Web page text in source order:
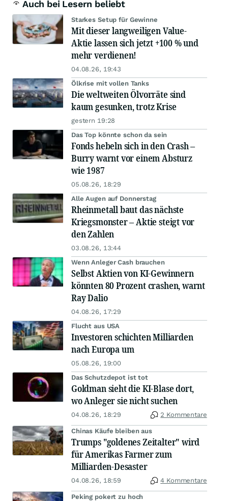
Auch bei Lesern beliebt
Starkes Setup für Gewinne
Mit dieser langweiligen Value-
Aktie lassen sich jetzt +100 % und
mehr verdienen!
04.08.26, 19:43
Ölkrise mit vollen Tanks
Die weltweiten Ölvorräte sind
kaum gesunken, trotz Krise
gestern 19:28
Das Top könnte schon da sein
Fonds hebeln sich in den Crash –
Burry warnt vor einem Absturz
wie 1987
05.08.26, 18:29
Alle Augen auf Donnerstag
Rheinmetall baut das nächste
Kriegsmonster – Aktie steigt vor
den Zahlen
03.08.26, 13:44
Wenn Anleger Cash brauchen
Selbst Aktien von KI-Gewinnern
könnten 80 Prozent crashen, warnt
Ray Dalio
04.08.26, 17:29
Flucht aus USA
Investoren schichten Milliarden
nach Europa um
05.08.26, 19:00
Das Schutzdepot ist tot
Goldman sieht die KI-Blase dort,
wo Anleger sie nicht suchen
04.08.26, 18:29 2 Kommentare
Chinas Käufe bleiben aus
Trumps "goldenes Zeitalter" wird
für Amerikas Farmer zum
Milliarden-Desaster
04.08.26, 18:59 4 Kommentare
Peking pokert zu hoch